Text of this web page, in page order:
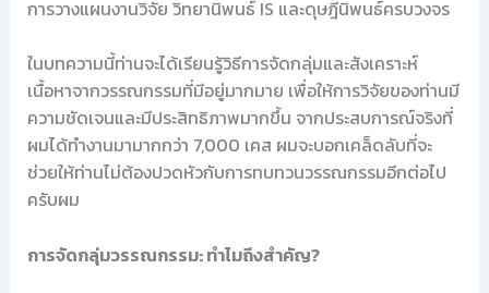
การวางแผนงานวิจัย วิทยานิพนธ์ IS และดุษฎีนิพนธ์ครบวงจร
ในบทความนี้ท่านจะได้เรียนรู้วิธีการจัดกลุ่มและสังเคราะห์
เนื้อหาจากวรรณกรรมที่มีอยู่มากมาย เพื่อให้การวิจัยของท่านมี
ความชัดเจนและมีประสิทธิภาพมากขึ้น จากประสบการณ์จริงที่
ผมได้ทำงานมามากกว่า 7,000 เคส ผมจะบอกเคล็ดลับที่จะ
ช่วยให้ท่านไม่ต้องปวดหัวกับการทบทวนวรรณกรรมอีกต่อไป
ครับผม
การจัดกลุ่มวรรณกรรม: ทำไมถึงสำคัญ?